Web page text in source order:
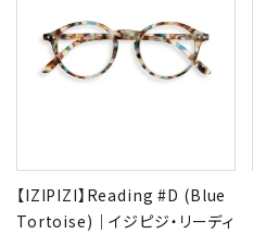
【IZIPIZI】Reading #D (Blue
Tortoise)｜イジピジ・リーディ